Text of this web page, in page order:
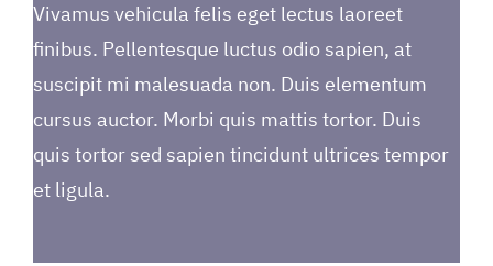
Vivamus vehicula felis eget lectus laoreet
finibus. Pellentesque luctus odio sapien, at
suscipit mi malesuada non. Duis elementum
cursus auctor. Morbi quis mattis tortor. Duis
quis tortor sed sapien tincidunt ultrices tempor
et ligula.